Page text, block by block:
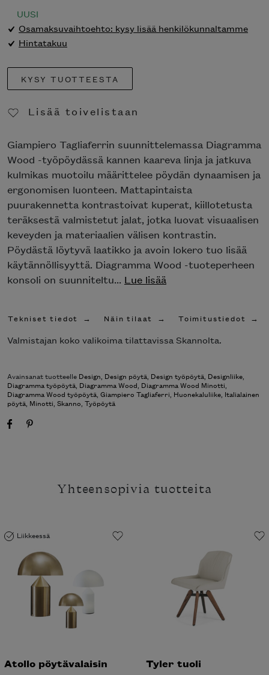
UUSI
Osamaksuvaihtoehto: kysy lisää henkilökunnaltamme
Hintatakuu
KYSY TUOTTEESTA
Lisää toivelistaan
Giampiero Tagliaferrin suunnittelemassa Diagramma
Wood -työpöydässä kannen kaareva linja ja jatkuva
kulmikas muotoilu määrittelee pöydän dynaamisen ja
ergonomisen luonteen. Mattapintaista
puurakennetta kontrastoivat kuperat, kiillotetusta
teräksestä valmistetut jalat, jotka luovat visuaalisen
keveyden ja materiaalien välisen kontrastin.
Pöydästä löytyvä laatikko ja avoin lokero tuo lisää
käytännöllisyyttä. Diagramma Wood -tuoteperheen
konsoli on suunniteltu... Lue lisää
Tekniset tiedot Näin tilaat Toimitustiedot
Valmistajan koko valikoima tilattavissa Skannolta.
Avainsanat tuotteelle Design, Design pöytä, Design työpöytä, Designliike,
Diagramma työpöytä, Diagramma Wood, Diagramma Wood Minotti,
Diagramma Wood työpöytä, Giampiero Tagliaferri, Huonekaluliike, Italialainen
pöytä, Minotti, Skanno, Työpöytä
Yhteensopivia tuotteita
Liikkeessä
Atollo pöytävalaisin Tyler tuoli